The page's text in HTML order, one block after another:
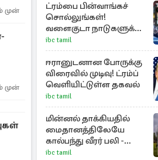
முன்
முன்
ட்ரம்பை பின்வாங்கச்
சொல்லுங்கள்!
வளைகுடா நாடுகளுக்கு
ஈரான் தாக்குதல்
எச்சரிக்கை
ibc tamil
ஈரானுடனான போருக்கு
விரைவில் முடிவு! ட்ரம்ப்
வெளியிட்டுள்ள தகவல்
ibc tamil
மின்னல் தாக்கியதில்
மைதானத்திலேயே
கால்பந்து வீரர் பலி -
அதிர்ச்சியில் ரசிகர்கள்
ibc tamil